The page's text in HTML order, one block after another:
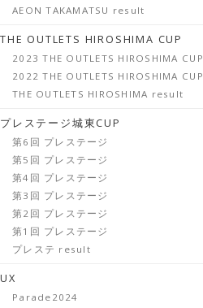
AEON TAKAMATSU result
THE OUTLETS HIROSHIMA CUP
2023 THE OUTLETS HIROSHIMA CUP
2022 THE OUTLETS HIROSHIMA CUP
THE OUTLETS HIROSHIMA result
プレステージ城東CUP
第6回 プレステージ
第5回 プレステージ
第4回 プレステージ
第3回 プレステージ
第2回 プレステージ
第1回 プレステージ
プレステ result
UX
Parade2024